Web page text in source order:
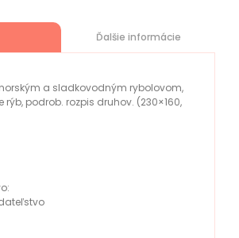
Ďalšie informácie
a sladkovodným rybolovom,
rýb, podrob. rozpis druhov. (230×160,